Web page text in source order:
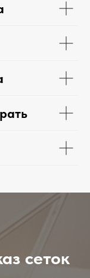
сеток